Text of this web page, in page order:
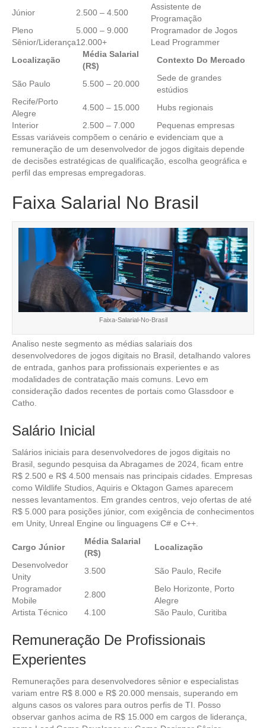
Júnior 2.500 – 4.500
Assistente de
Programação
Pleno
5.000 – 9.000
Programador de Jogos
Sênior/Liderança12.000+
Lead Programmer
Localização
Média Salarial
(R$)
Contexto Do Mercado
São Paulo 5.500 – 20.000
Sede de grandes
estúdios
Recife/Porto
Alegre
4.500 – 15.000
Hubs regionais
Interior
2.500 – 7.000
Pequenas empresas
Essas variáveis compõem o cenário e evidenciam que a
remuneração de um desenvolvedor de jogos digitais depende
de decisões estratégicas de qualificação, escolha geográfica e
perfil das empresas empregadoras.
Faixa Salarial No Brasil
Faixa-Salarial-No-Brasil
Analiso neste segmento as médias salariais dos
desenvolvedores de jogos digitais no Brasil, detalhando valores
de entrada, ganhos para profissionais experientes e as
modalidades de contratação mais comuns. Levo em
consideração dados recentes de portais como Glassdoor e
Catho.
Salário Inicial
Salários iniciais para desenvolvedores de jogos digitais no
Brasil, segundo pesquisa da Abragames de 2024, ficam entre
R$ 2.500 e R$ 4.500 mensais nas principais cidades. Empresas
como Wildlife Studios, Aquiris e Oktagon Games aparecem
nesses levantamentos. Em grandes centros, vejo ofertas de até
R$ 5.000 para posições júnior, com exigência de conhecimentos
em Unity, Unreal Engine ou linguagens C# e C++.
Cargo Júnior
Média Salarial
(R$)
Localização
Desenvolvedor
Unity
3.500
São Paulo, Recife
Programador
Mobile
2.800
Belo Horizonte, Porto
Alegre
Artista Técnico
4.100 São Paulo, Curitiba
Remuneração De Profissionais
Experientes
Remunerações para desenvolvedores sênior e especialistas
variam entre R$ 8.000 e R$ 20.000 mensais, superando em
alguns casos os valores para outros perfis de TI. Posso
observar ganhos acima de R$ 15.000 em cargos de liderança,